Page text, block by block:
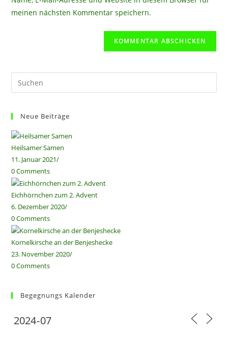
ein
meinen nächsten Kommentar speichern.
Neue Beiträge
Heilsamer Samen
11. Januar 2021/
0 Comments
Eichhörnchen zum 2. Advent
6. Dezember 2020/
0 Comments
Kornelkirsche an der Benjeshecke
23. November 2020/
0 Comments
Begegnungs Kalender